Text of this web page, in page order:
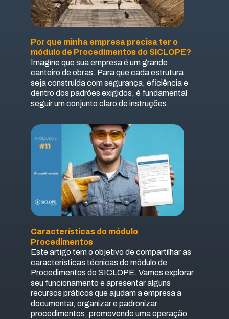
Por que minha empresa precisa ter o
módulo de Procedimentos do SICLOPE?
Imagine que sua empresa é um grande
canteiro de obras. Para que cada estrutura
seja construída com segurança, eficiência e
dentro dos padrões exigidos, é fundamental
seguir um conjunto claro de instruções.
Características do módulo
Procedimentos
Este artigo tem o objetivo de compartilhar as
características técnicas do módulo de
Procedimentos do SICLOPE. Vamos explorar
seu funcionamento e apresentar alguns
recursos práticos que ajudam a empresa a
documentar, organizar e padronizar
procedimentos, promovendo uma operação